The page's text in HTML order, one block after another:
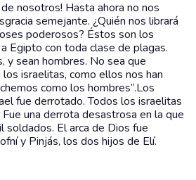
nosotros! Hasta ahora no nos
semejante. ¿Quién nos librará
poderosos? Éstos son los
Egipto con toda clase de plagas.
y sean hombres. No sea que
israelitas, como ellos nos han
como los hombres”.Los
fue derrotado. Todos los israelitas
una derrota desastrosa en la que
soldados. El arca de Dios fue
y Pinjás, los dos hijos de Elí.